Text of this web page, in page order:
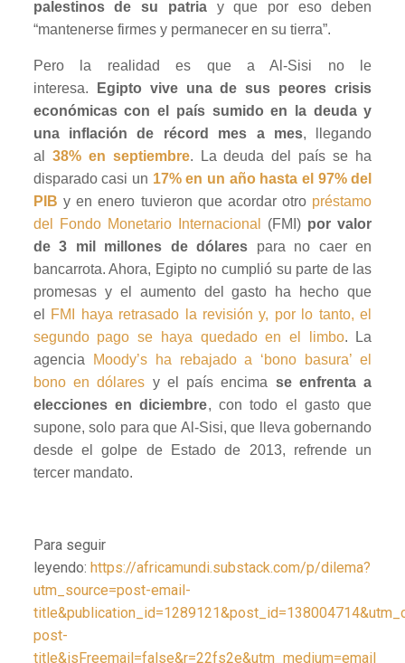
palestinos de su patriay que por eso deben
“mantenerse firmes y permanecer en su tierra”.
Pero la realidad es que a Al-Sisi no le
interesa.
Egipto vive una de sus peores crisis
económicas con el país sumido en la deuda y
una inflación de récord mes a mes, llegando
al 38% en septiembre. La deuda del país se ha
disparado casi un 17% en un año hasta el 97% del
PIB y en enero tuvieron que acordar otro préstamo
del Fondo Monetario Internacional
(FMI) por valor
de 3 mil millones de dólares para no caer en
bancarrota. Ahora, Egipto no cumplió su parte de las
promesas y el aumento del gasto ha hecho que
el
FMI haya retrasado la revisión y, por lo tanto, el
segundo pago se haya quedado en el limbo. La
agencia
Moody’s ha rebajado a ‘bono basura’ el
bono en dólares y el país encima se enfrenta a
elecciones en diciembre, con todo el gasto que
supone, solo para que Al-Sisi, que lleva gobernando
desde el golpe de Estado de 2013, refrende un
tercer mandato.
Para seguir
leyendo: https://africamundi.substack.com/p/dilema?
utm_source=post-email-
post-
title&isFreemail=false&r=22fs2e&utm_medium=email